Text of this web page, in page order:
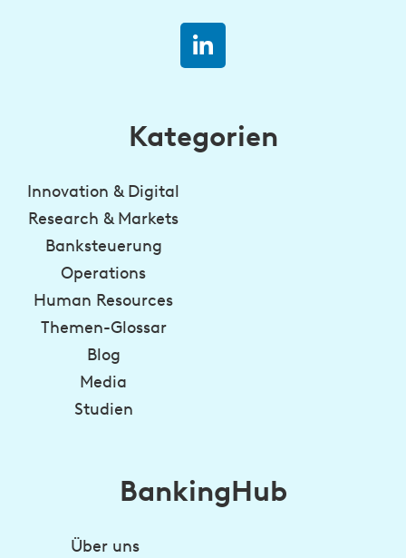
Kategorien
Innovation & Digital
Research & Markets
Banksteuerung
Operations
Human Resources
Themen-Glossar
Blog
Media
Studien
BankingHub
Über uns